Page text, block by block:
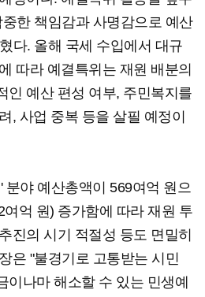
한 책임감과 사명감으로 예산
다. 올해 국세 수입에서 대규
따라 예결특위는 재원 배분의
인 예산 편성 여부, 주민복지를
, 사업 중복 등을 살필 예정이
분야 예산총액이 569여억 원으
억 원) 증가함에 따라 재원 투
진의 시기 적절성 등도 면밀히
은 "불경기로 고통받는 시민
이나마 해소할 수 있는 민생예